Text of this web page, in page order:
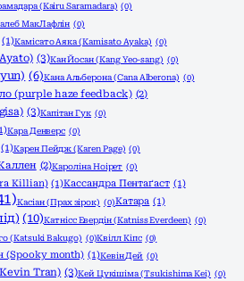
(Kairu Saramadara) (0)
МакЛафлін (0)
(1)Камісато Аяка (Kamisato Ayaka) (0)
(3)Кан Йосан (Kang Yeo-sang) (0)
(6)Кана Альберона (Cana Alberona) (0)
(purple haze feedback) (2)
(3)Капітан Гук (0)
Кара Денверс (0)
(1)Карен Пейдж (Karen Page) (0)
(2)Кароліна Ноірет (0)
Killian) (1)Кассандра Пентаґаст (1)
Касіан (Прах зірок) (0)Катара (1)
(10)Катнісс Евердін (Katniss Everdeen) (0)
(Katsuki Bakugo) (0)Квілл Кіпс (0)
(Spooky month) (1)Кевін Дей (0)
Tran) (3)Кей Цукішіма (Tsukishima Kei) (0)